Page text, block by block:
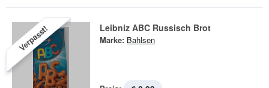
Verpasst! Leibniz ABC Russisch Brot
Marke: Bahlsen